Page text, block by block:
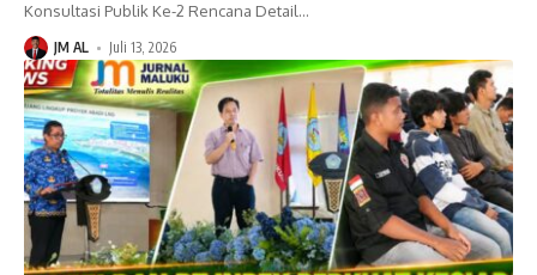
Konsultasi Publik Ke-2 Rencana Detail…
JM AL Juli 13, 2026